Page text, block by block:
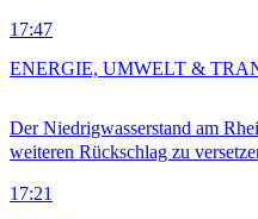
17:47
Der Niedrigwasserstand am
weiteren Rückschlag zu
17:21
ENERGIE, UMWELT &